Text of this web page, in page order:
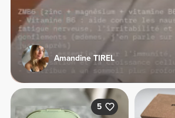
Amandine TIREL
5